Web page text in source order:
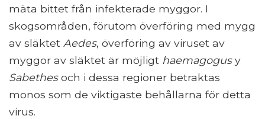
mäta bittet från infekterade myggor. I
skogsområden, förutom överföring med mygg
av släktet Aedes, överföring av viruset av
myggor av släktet är möjligt haemagogusy
Sabethesoch i dessa regioner betraktas
monos som de viktigaste behållarna för detta
virus.